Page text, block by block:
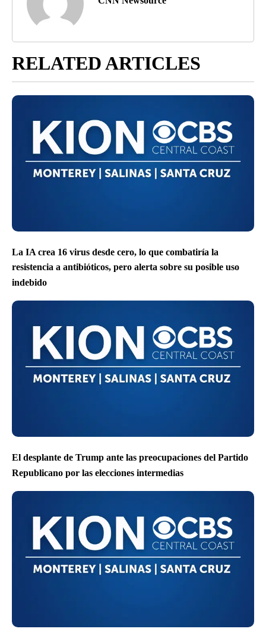
RELATED ARTICLES
La IA crea 16 virus desde cero, lo que combatiría la
resistencia a antibióticos, pero alerta sobre su posible uso
indebido
El desplante de Trump ante las preocupaciones del Partido
Republicano por las elecciones intermedias